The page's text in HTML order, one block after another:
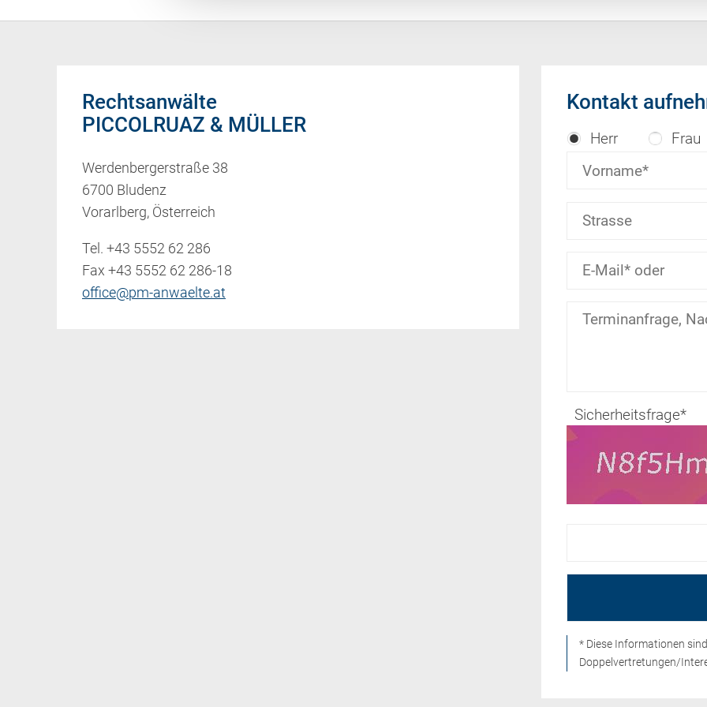
Rechtsanwälte
PICCOLRUAZ & MÜLLER
Werdenbergerstraße 38
6700 Bludenz
Vorarlberg, Österreich
Tel. +43 5552 62 286
Fax +43 5552 62 286-18
office@pm-anwaelte.at
Kontakt
Herr Frau
Sicherheitsfrage*
* Diese Informationen
Doppelvertretungen/